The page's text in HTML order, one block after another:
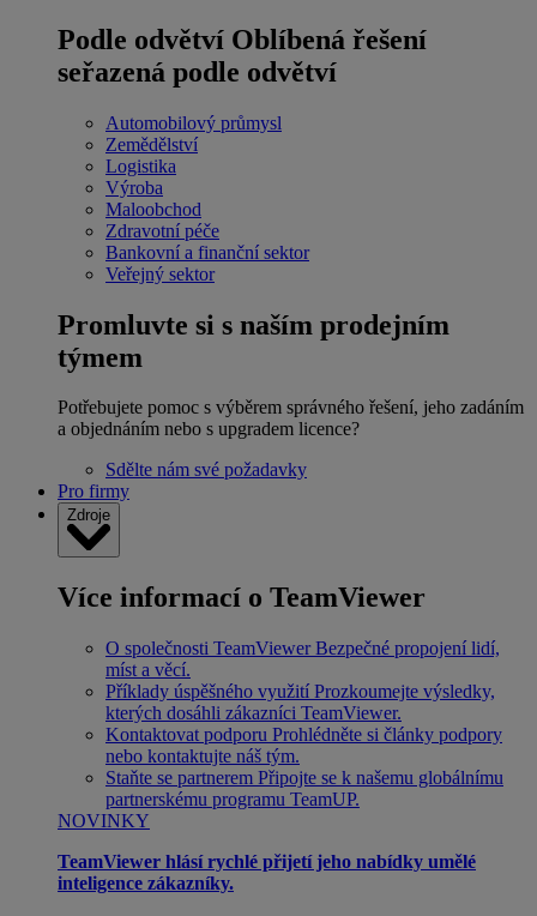
Podle odvětví Oblíbená řešení
seřazená podle odvětví
Automobilový průmysl
Zemědělství
Logistika
Výroba
Maloobchod
Zdravotní péče
Bankovní a finanční sektor
Veřejný sektor
Promluvte si s naším prodejním
týmem
Potřebujete pomoc s výběrem správného řešení, jeho zadáním
a objednáním nebo s upgradem licence?
Sdělte nám své požadavky
Pro firmy
Zdroje
Více informací o TeamViewer
O společnosti TeamViewer Bezpečné propojení lidí,
míst a věcí.
Příklady úspěšného využití Prozkoumejte výsledky,
kterých dosáhli zákazníci TeamViewer.
Kontaktovat podporu Prohlédněte si články podpory
nebo kontaktujte náš tým.
Staňte se partnerem Připojte se k našemu globálnímu
partnerskému programu TeamUP.
NOVINKY
TeamViewer hlásí rychlé přijetí jeho nabídky umělé
inteligence zákazníky.